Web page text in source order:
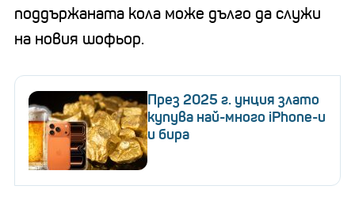
поддържаната кола може дълго да служи
на новия шофьор.
През 2025 г. унция злато
купува най-много iPhone-и
и бира